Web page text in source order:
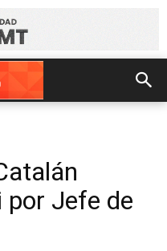
por Jefe de